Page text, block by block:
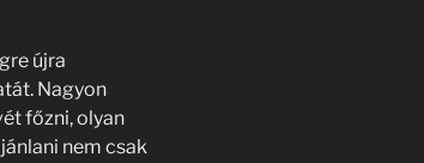
újra
Nagyon
főzni, olyan
nem csak